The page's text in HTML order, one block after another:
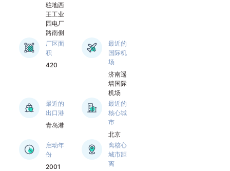
玉米深加工方面形成
了原料循环利用、产
济模式，研发了“卧式
结晶机连续结晶”等20
多项高新技术，生产
工艺和技术装备居同
吨，通过在全国建立
多渠道的玉米购销网
驻地西
王工业
园电厂
路南侧
厂区面
积
420
最近的
国际机
场
济南遥
墙国际
机场
最近的
出口港
青岛港
最近的
核心城
市
北京
启动年
份
2001
离核心
城市距
离